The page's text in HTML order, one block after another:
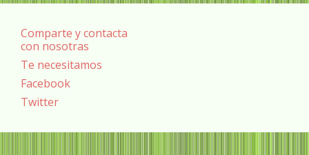
Comparte y contacta
con nosotras
Te necesitamos
Facebook
Twitter